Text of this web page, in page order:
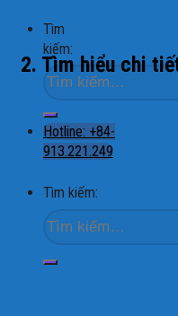
Tìm
kiếm:
Hotline: +84-
913.221.249
Tìm kiếm:
2. Tìm hiểu chi